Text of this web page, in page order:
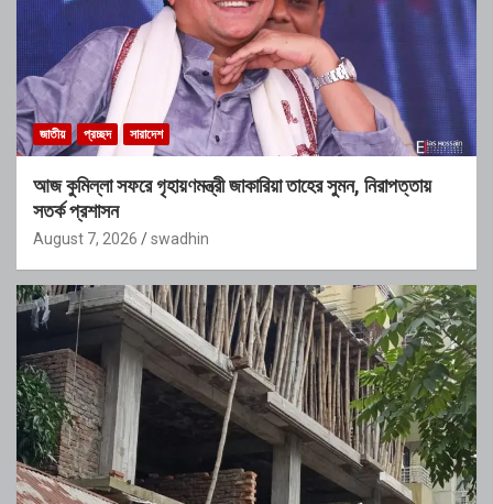
জাতীয় প্রচ্ছদ সারাদেশ
আজ কুমিল্লা সফরে গৃহায়ণমন্ত্রী জাকারিয়া তাহের সুমন, নিরাপত্তায়
সতর্ক প্রশাসন
August 7, 2026 swadhin